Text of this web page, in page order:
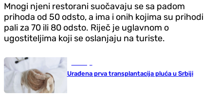
Mnogi njeni restorani suočavaju se sa padom
prihoda od 50 odsto, a ima i onih kojima su prihodi
pali za 70 ili 80 odsto. Riječ je uglavnom o
ugostiteljima koji se oslanjaju na turiste.
Urađena prva transplantacija pluća u Srbiji